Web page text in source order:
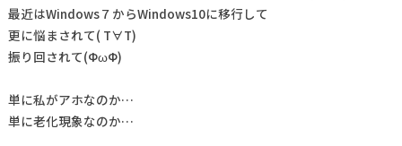
最近はWindows７からWindows10に移行して
更に悩まされて( T∀T)
振り回されて(ФωФ)
単に私がアホなのか…
単に老化現象なのか…